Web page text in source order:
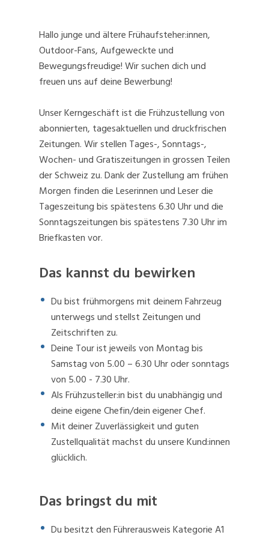
Hallo junge und ältere Frühaufsteher:innen,
Outdoor-Fans, Aufgeweckte und
Bewegungsfreudige! Wir suchen dich und
freuen uns auf deine Bewerbung!
Unser Kerngeschäft ist die Frühzustellung von
abonnierten, tagesaktuellen und druckfrischen
Zeitungen. Wir stellen Tages-, Sonntags-,
Wochen- und Gratiszeitungen in grossen Teilen
der Schweiz zu. Dank der Zustellung am frühen
Morgen finden die Leserinnen und Leser die
Tageszeitung bis spätestens 6.30 Uhr und die
Sonntagszeitungen bis spätestens 7.30 Uhr im
Briefkasten vor.
Das kannst du bewirken
Du bist frühmorgens mit deinem Fahrzeug
unterwegs und stellst Zeitungen und
Zeitschriften zu.
Deine Tour ist jeweils von Montag bis
Samstag von 5.00 – 6.30 Uhr oder sonntags
von 5.00 - 7.30 Uhr.
Als Frühzusteller:in bist du unabhängig und
deine eigene Chefin/dein eigener Chef.
Mit deiner Zuverlässigkeit und guten
Zustellqualität machst du unsere Kund:innen
glücklich.
Das bringst du mit
Du besitzt den Führerausweis Kategorie A1